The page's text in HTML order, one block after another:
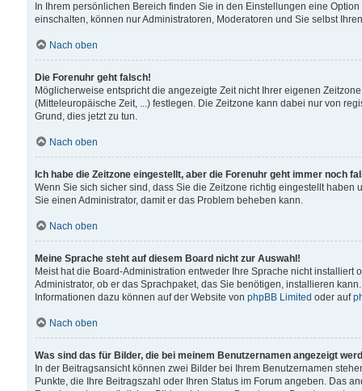
In Ihrem persönlichen Bereich finden Sie in den Einstellungen eine
einschalten, können nur Administratoren, Moderatoren und Sie selbst
Nach oben
Die Forenuhr geht falsch!
Möglicherweise entspricht die angezeigte Zeit nicht Ihrer eigenen
(Mitteleuropäische Zeit, ...) festlegen. Die Zeitzone kann dabei nur von
Grund, dies jetzt zu tun.
Nach oben
Ich habe die Zeitzone eingestellt, aber die Forenuhr geht immer noch
Wenn Sie sich sicher sind, dass Sie die Zeitzone richtig eingestellt
Sie einen Administrator, damit er das Problem beheben kann.
Nach oben
Meine Sprache steht auf diesem Board nicht zur Auswahl!
Meist hat die Board-Administration entweder Ihre Sprache nicht
Administrator, ob er das Sprachpaket, das Sie benötigen, installieren
Informationen dazu können auf der Website von phpBB Limited oder auf
Nach oben
Was sind das für Bilder, die bei meinem Benutzernamen angezeigt
In der Beitragsansicht können zwei Bilder bei Ihrem Benutzernamen
Punkte, die Ihre Beitragszahl oder Ihren Status im Forum angeben. Das